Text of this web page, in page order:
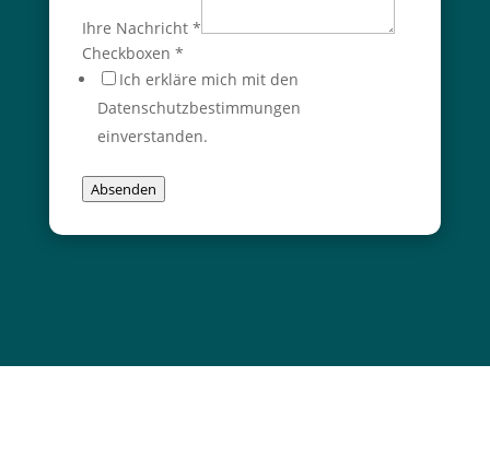
Ihre Nachricht *
Checkboxen *
Ich erkläre mich mit den
Datenschutzbestimmungen
einverstanden.
Absenden